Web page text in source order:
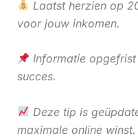
Laatst herzien op
voor jouw inkomen.
Informatie
succes.
Deze tip is
maximale online winst.